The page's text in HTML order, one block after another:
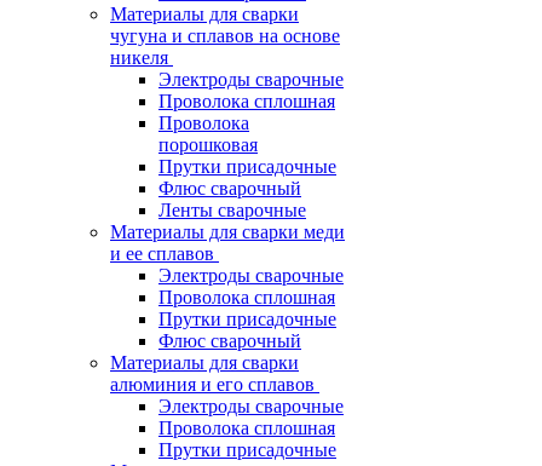
Материалы для сварки
чугуна и сплавов на основе
никеля
Электроды сварочные
Проволока сплошная
Проволока
порошковая
Прутки присадочные
Флюс сварочный
Ленты сварочные
Материалы для сварки меди
и ее сплавов
Электроды сварочные
Проволока сплошная
Прутки присадочные
Флюс сварочный
Материалы для сварки
алюминия и его сплавов
Электроды сварочные
Проволока сплошная
Прутки присадочные